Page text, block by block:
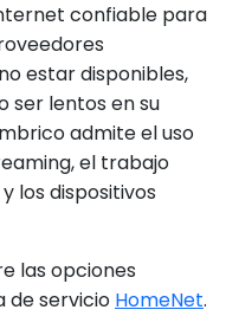
confiable para
estar disponibles,
ser lentos en su
admite el uso
el trabajo
los dispositivos
las opciones
de servicio HomeNet.